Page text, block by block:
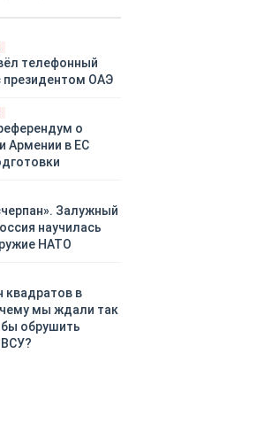
ранее оружие.
скидывает на
режима оружием,
продавать
снабженцам.
возникают
о возможном
американцев на
посту.
кто же рвётся на
телефонный
президентом ОАЭ
о
Армении в ЕС
Залужный
научилась
НАТО
квадратов в
мы ждали так
обрушить
ВСУ?